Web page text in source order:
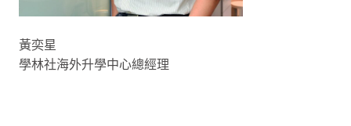
黃奕星
學林社海外升學中心總經理